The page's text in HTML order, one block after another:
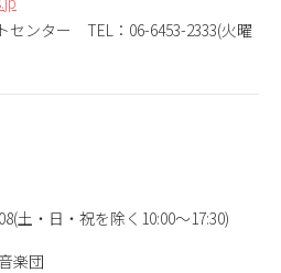
センター TEL：06-6453-2333(火曜
土・日・祝を除く10:00～17:30)
楽団